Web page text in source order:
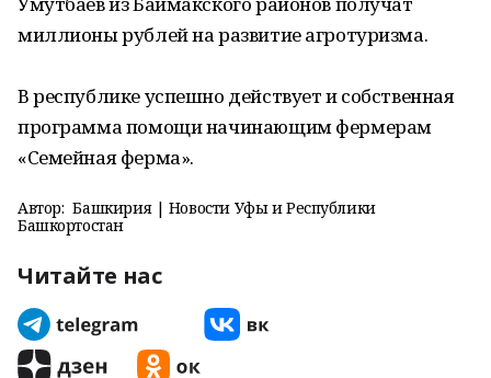
миллионы рублей на развитие агротуризма.
В республике успешно действует и собственная
программа помощи начинающим фермерам
«Семейная ферма».
Автор: Башкирия | Новости Уфы и Республики
Башкортостан
Читайте нас